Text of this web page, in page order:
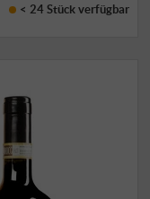
< 24 Stückverfügbar